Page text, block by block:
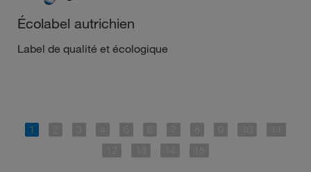
Écolabel autrichien
Label de qualité et écologique